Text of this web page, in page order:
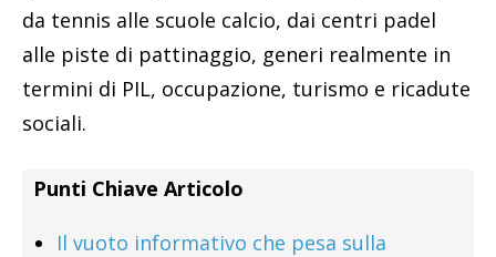
da tennis alle scuole calcio, dai centri padel
alle piste di pattinaggio, generi realmente in
termini di PIL, occupazione, turismo e ricadute
sociali.
Punti Chiave Articolo
Il vuoto informativo che pesa sulla